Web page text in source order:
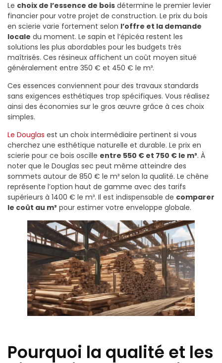
Le choix de l’essence de bois détermine le premier levier
financier pour votre projet de construction. Le prix du bois
en scierie varie fortement selon l’offre et la demande
locale du moment. Le sapin et l’épicéa restent les
solutions les plus abordables pour les budgets très
maîtrisés. Ces résineux affichent un coût moyen situé
généralement entre 350 € et 450 € le m³.
Ces essences conviennent pour des travaux standards
sans exigences esthétiques trop spécifiques. Vous réalisez
ainsi des économies sur le gros œuvre grâce à ces choix
simples.
Le Douglas est un choix intermédiaire pertinent si vous
cherchez une esthétique naturelle et durable. Le prix en
scierie pour ce bois oscille entre 550 € et 750 € le m³. À
noter que le Douglas sec peut même atteindre des
sommets autour de 850 € le m³ selon la qualité. Le chêne
représente l’option haut de gamme avec des tarifs
supérieurs à 1400 € le m³. Il est indispensable de comparer
le coût au m³ pour estimer votre enveloppe globale.
Pourquoi la qualité et les